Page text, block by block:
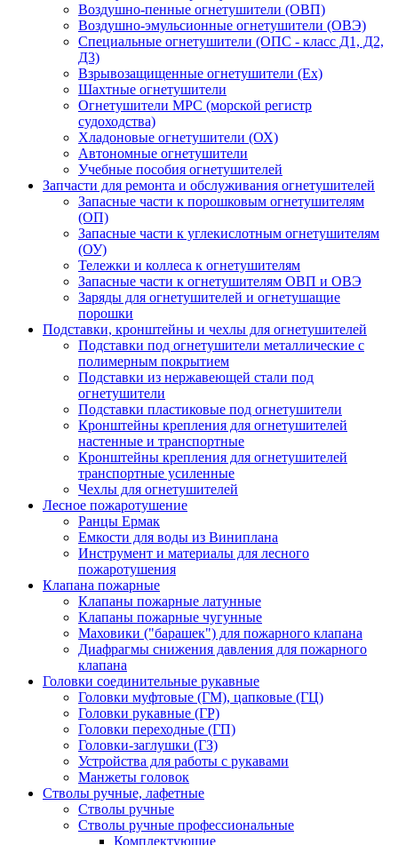
Воздушно-пенные огнетушители (ОВП)
Воздушно-эмульсионные огнетушители (ОВЭ)
Специальные огнетушители (ОПС - класс Д1, Д2,
Д3)
Взрывозащищенные огнетушители (Ex)
Шахтные огнетушители
Огнетушители МРС (морской регистр
судоходства)
Хладоновые огнетушители (ОХ)
Автономные огнетушители
Учебные пособия огнетушителей
Запчасти для ремонта и обслуживания огнетушителей
Запасные части к порошковым огнетушителям
(ОП)
Запасные части к углекислотным огнетушителям
(ОУ)
Тележки и коллеса к огнетушителям
Запасные части к огнетушителям ОВП и ОВЭ
Заряды для огнетушителей и огнетушащие
порошки
Подставки, кронштейны и чехлы для огнетушителей
Подставки под огнетушители металлические с
полимерным покрытием
Подставки из нержавеющей стали под
огнетушители
Подставки пластиковые под огнетушители
Кронштейны крепления для огнетушителей
настенные и транспортные
Кронштейны крепления для огнетушителей
транспортные усиленные
Чехлы для огнетушителей
Лесное пожаротушение
Ранцы Ермак
Емкости для воды из Виниплана
Инструмент и материалы для лесного
пожаротушения
Клапана пожарные
Клапаны пожарные латунные
Клапаны пожарные чугунные
Маховики ("барашек") для пожарного клапана
Диафрагмы снижения давления для пожарного
клапана
Головки соединительные рукавные
Головки муфтовые (ГМ), цапковые (ГЦ)
Головки рукавные (ГР)
Головки переходные (ГП)
Головки-заглушки (ГЗ)
Устройства для работы с рукавами
Манжеты головок
Стволы ручные, лафетные
Стволы ручные
Стволы ручные профессиональные
Комплектующие